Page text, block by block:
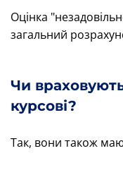
Оцінка
загальний
Чи
курсові?
Так, вони також